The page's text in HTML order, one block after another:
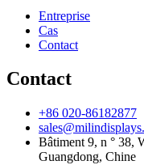
Entreprise
Cas
Contact
Contact
+86 020-86182877
Bâtiment 9, n ° 38,
Guangdong, Chine